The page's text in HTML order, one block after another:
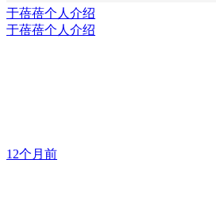
于蓓蓓个人介绍
于蓓蓓个人介绍
12个月前